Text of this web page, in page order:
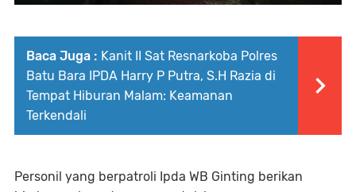
Baca Juga : Kanit II Sat Resnarkoba Polres
Batu Bara IPDA Harry P Putra, S.H Razia di
Tempat Hiburan Malam: Keamanan
Terkendali
Personil yang berpatroli Ipda WB Ginting berikan